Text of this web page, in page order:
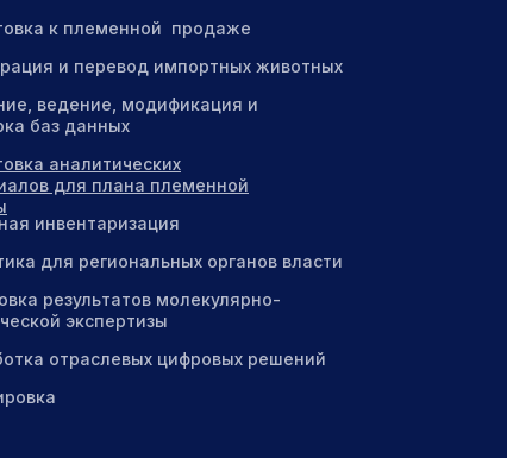
к племенной продаже
и перевод импортных животных
ведение, модификация и
баз данных
аналитических
для плана племенной
инвентаризация
для региональных органов власти
результатов молекулярно-
экспертизы
отраслевых цифровых решений